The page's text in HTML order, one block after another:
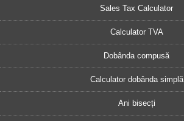
Sales Tax Calculator
Calculator TVA
Dobânda compusă
Calculator dobânda simplă
Ani bisecți